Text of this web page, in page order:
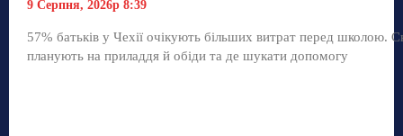
9 Серпня, 2026р 8:39
57% батьків у Чехії очікують більших витрат перед школою.
планують на приладдя й обіди та де шукати допомогу